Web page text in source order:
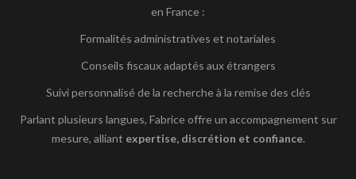
en France :
Formalités administratives et notariales
Conseils fiscaux adaptés aux étrangers
Suivi personnalisé de la recherche à la remise des clés
Parlant plusieurs langues, Fabrice offre un accompagnement sur
mesure, alliant expertise, discrétion et confiance.